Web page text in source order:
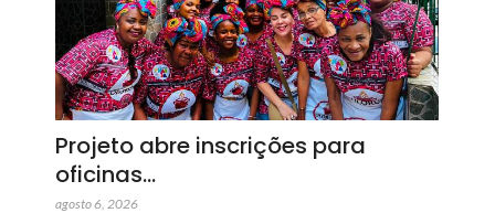
Projeto abre inscrições para
oficinas…
agosto 6, 2026